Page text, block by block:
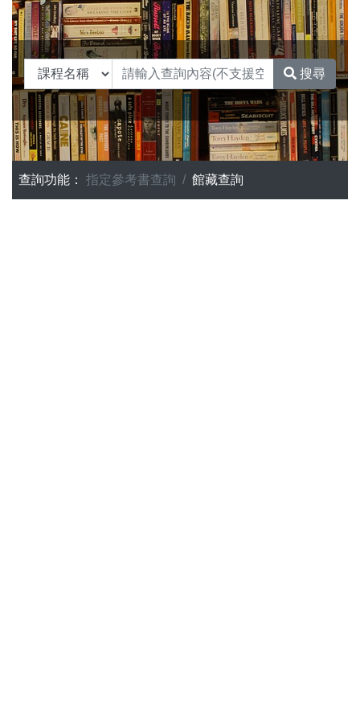
搜尋
查詢功能： 指定參考書查詢 館藏查詢